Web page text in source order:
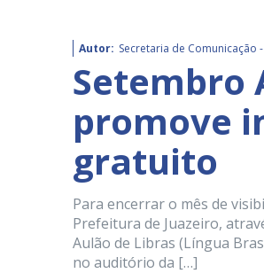
Autor: Secretaria de Comunicação -
Setembro
promove
gratuito
Para encerrar o mês de
Prefeitura de Juazeiro,
Aulão de Libras (Língua
no auditório da […]